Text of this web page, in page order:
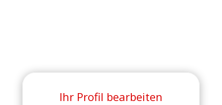
Ihr Profil bearbeiten